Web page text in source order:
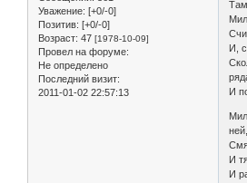
Уважение: [+0/-0]
Позитив: [+0/-0]
Возраст: 47 [1978-10-09]
Провел на форуме:
Не определено
Последний визит:
2011-01-02 22:57:13
Там
И,
И
ней,
И
И